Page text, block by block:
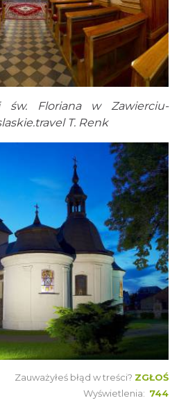
św. Floriana w Zawierciu-
T. Renk
Zauważyłeś błąd w treści? ZGŁOŚ
Wyświetlenia: 744